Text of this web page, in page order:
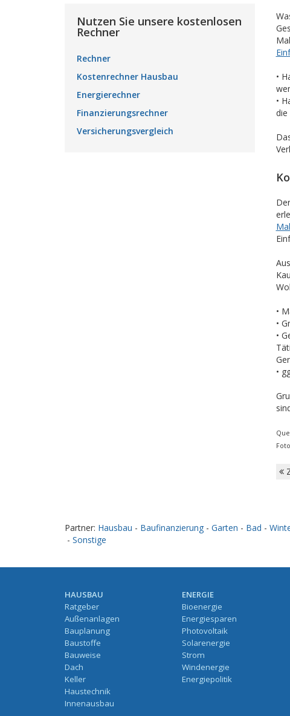
•
•
die
•
•
•
•
Nutzen Sie unsere kostenlosen
Rechner
Rechner
Kostenrechner Hausbau
Energierechner
Finanzierungsrechner
Versicherungsvergleich
Partner: Hausbau - Baufinanzierung - Garten - Bad -
- Sonstige
HAUSBAU
Ratgeber
Außenanlagen
Bauplanung
Baustoffe
Bauweise
Dach
Keller
Haustechnik
Innenausbau
ENERGIE
Bioenergie
Energiesparen
Photovoltaik
Solarenergie
Strom
Windenergie
Energiepolitik